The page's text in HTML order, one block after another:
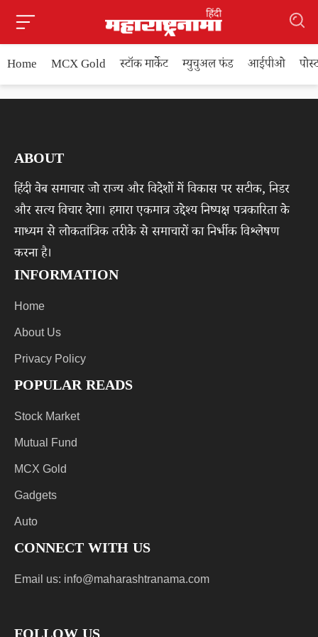
Home MCX Gold स्टॉक मार्केट म्युचुअल फंड आईपीओ
ABOUT
हिंदी वेब समाचार जो राज्य और विदेशों में विकास पर सटीक, निडर
और सत्य विचार देगा। हमारा एकमात्र उद्देश्य निष्पक्ष पत्रकारिता के
माध्यम से लोकतांत्रिक तरीके से समाचारों का निर्भीक विश्लेषण
करना है।
INFORMATION
Home
About Us
Privacy Policy
POPULAR READS
Stock Market
Mutual Fund
MCX Gold
Gadgets
Auto
CONNECT WITH US
Email us: info@maharashtranama.com